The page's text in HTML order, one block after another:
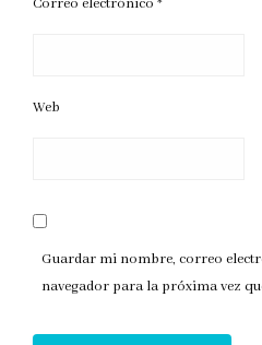
Web
Guardar mi nombre, correo
navegador para la próxima vez